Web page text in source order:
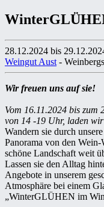
28.12.2024 bis
Weingut Aust -
Wir freuen uns auf sie!
Vom 16.11.2024 bis zum
von 14 -19 Uhr, laden
Wandern sie durch
Panorama von den
schöne Landschaft weit
Lassen sie den Alltag
Angebote in unserem
Atmosphäre bei einem
„WinterGLÜHEN im